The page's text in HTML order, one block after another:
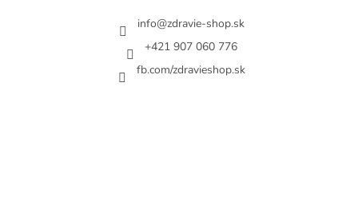
info@zdravie-shop.sk
+421 907 060 776
fb.com/zdravieshop.sk